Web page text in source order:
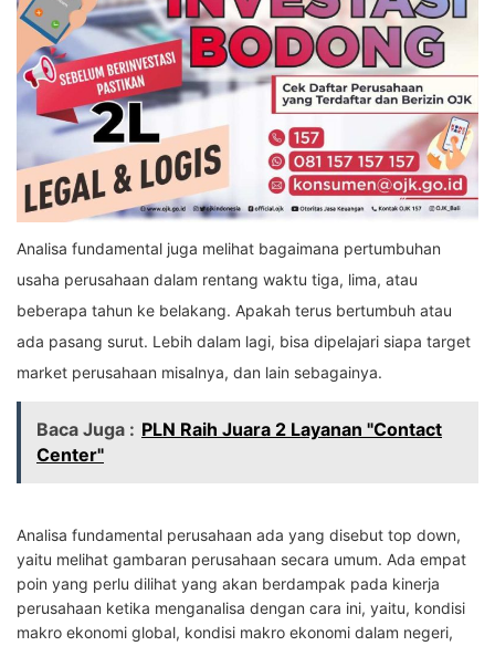
Analisa fundamental juga melihat bagaimana pertumbuhan
usaha perusahaan dalam rentang waktu tiga, lima, atau
beberapa tahun ke belakang. Apakah terus bertumbuh atau
ada pasang surut. Lebih dalam lagi, bisa dipelajari siapa target
market perusahaan misalnya, dan lain sebagainya.
Baca Juga : PLN Raih Juara 2 Layanan "Contact
Center"
Analisa fundamental perusahaan ada yang disebut top down,
yaitu melihat gambaran perusahaan secara umum. Ada empat
poin yang perlu dilihat yang akan berdampak pada kinerja
perusahaan ketika menganalisa dengan cara ini, yaitu, kondisi
makro ekonomi global, kondisi makro ekonomi dalam negeri,